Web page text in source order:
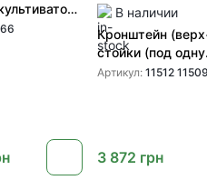
В наличии
Кронштейн
стойки (под одну
пружину)
Артикул:11512 11509
3 872 грн